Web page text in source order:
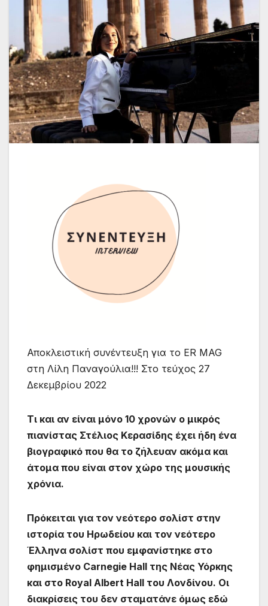
Αποκλειστική συνέντευξη για το ER MAG
στη Λίλη Παναγούλια!!! Στο τεύχος 27
Δεκεμβρίου 2022
Τι και αν είναι μόνο 10 χρονών ο μικρός
πιανίστας Στέλιος Κερασίδης έχει ήδη ένα
βιογραφικό που θα το ζήλευαν ακόμα και
άτομα που είναι στον χώρο της μουσικής
χρόνια.
Πρόκειται για τον νεότερο σολίστ στην
ιστορία του Ηρωδείου και τον νεότερο
Έλληνα σολίστ που εμφανίστηκε στο
φημισμένο Carnegie Hall της Nέας Υόρκης
και στο Royal Albert Hall του Λονδίνου. Οι
διακρίσεις του δεν σταματάνε όμως εδώ